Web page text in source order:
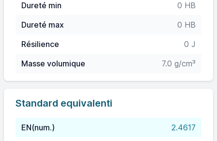
Dureté min
0 HB
Dureté max
0 HB
Résilience
0 J
Masse volumique
7.0 g/cm³
Standard equivalenti
EN(num.)
2.4617